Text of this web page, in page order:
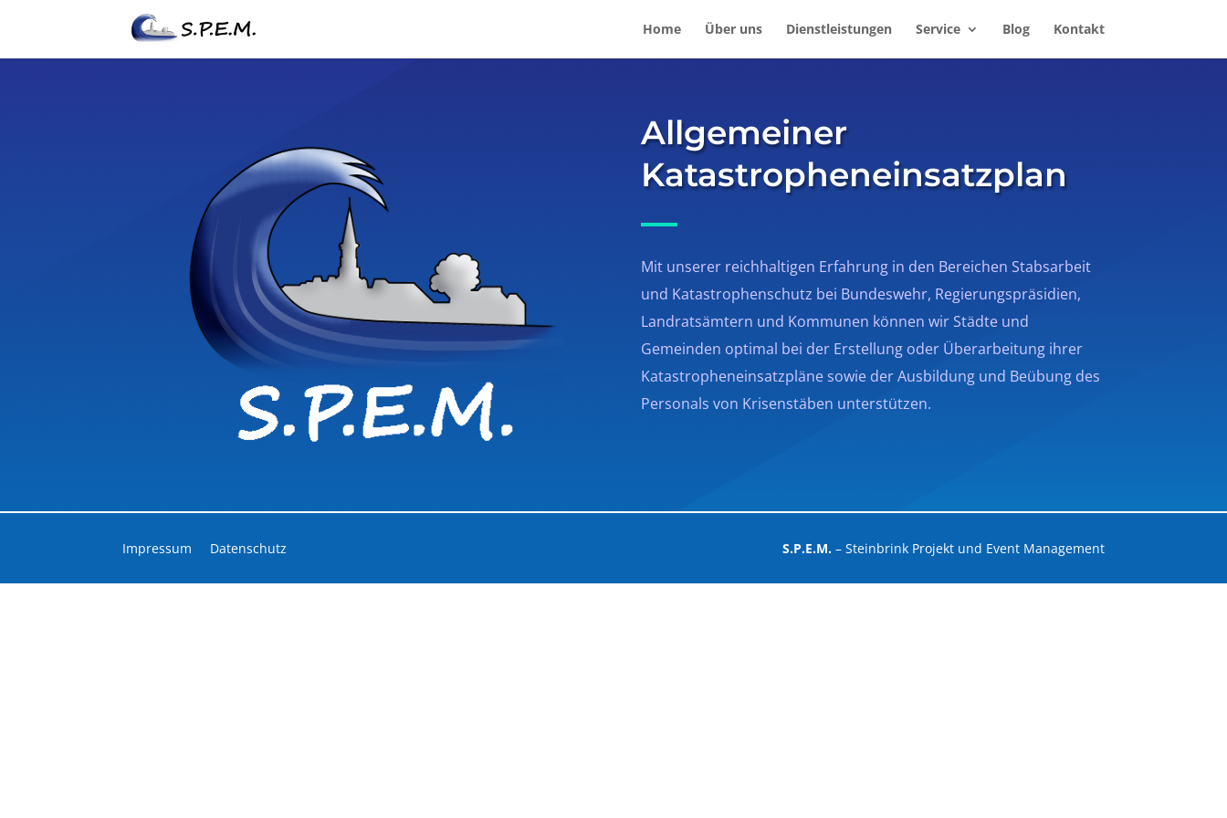
Home Über uns Dienstleistungen Service Blog Kontakt
Allgemeiner
Katastropheneinsatzplan
Mit unserer reichhaltigen Erfahrung in den Bereichen Stabsarbeit
und Katastrophenschutz bei Bundeswehr, Regierungspräsidien,
Landratsämtern und Kommunen können wir Städte und
Gemeinden optimal bei der Erstellung oder Überarbeitung ihrer
Katastropheneinsatzpläne sowie der Ausbildung und Beübung des
Personals von Krisenstäben unterstützen.
Impressum Datenschutz S.P.E.M.– Steinbrink Projekt und Event Management